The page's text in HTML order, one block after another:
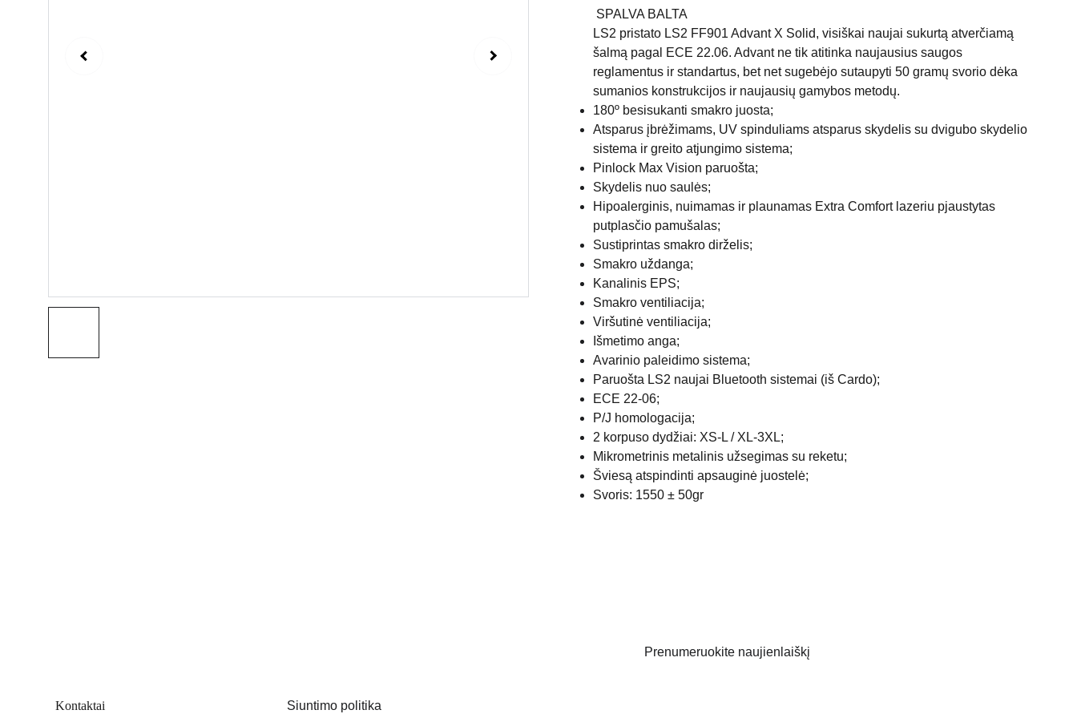
SPALVA BALTA
LS2 pristato LS2 FF901 Advant X Solid, visiškai naujai sukurtą atverčiamą
šalmą pagal ECE 22.06. Advant ne tik atitinka naujausius saugos
reglamentus ir standartus, bet net sugebėjo sutaupyti 50 gramų svorio dėka
sumanios konstrukcijos ir naujausių gamybos metodų.
180º besisukanti smakro juosta;
Atsparus įbrėžimams, UV spinduliams atsparus skydelis su dvigubo skydelio
sistema ir greito atjungimo sistema;
Pinlock Max Vision paruošta;
Skydelis nuo saulės;
Hipoalerginis, nuimamas ir plaunamas Extra Comfort lazeriu pjaustytas
putplasčio pamušalas;
Sustiprintas smakro dirželis;
Smakro uždanga;
Kanalinis EPS;
Smakro ventiliacija;
Viršutinė ventiliacija;
Išmetimo anga;
Avarinio paleidimo sistema;
Paruošta LS2 naujai Bluetooth sistemai (iš Cardo);
ECE 22-06;
P/J homologacija;
2 korpuso dydžiai: XS-L / XL-3XL;
Mikrometrinis metalinis užsegimas su reketu;
Šviesą atspindinti apsauginė juostelė;
Svoris: 1550 ± 50gr
Prenumeruokite naujienlaiškį
Kontaktai Siuntimo politika